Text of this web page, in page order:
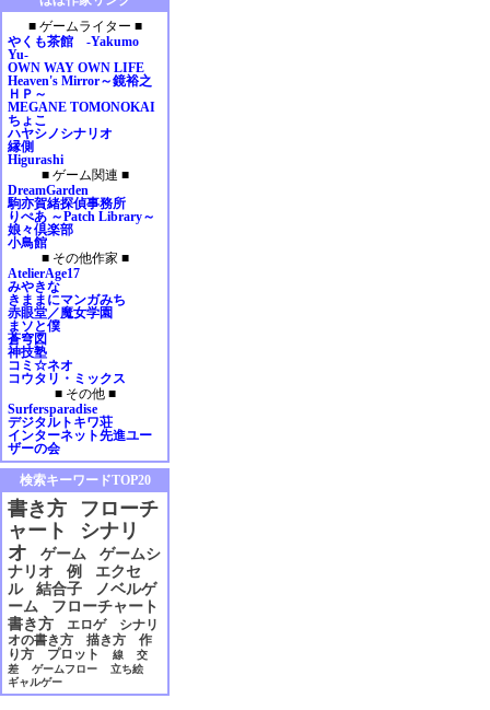
2009年01月
2008年12月
2008年11月
2008年10月
2008年09月
2008年08月
2008年07月
2008年05月
2008年04月
2008年03月
2008年02月
2008年01月
2007年12月
2007年11月
2007年10月
2007年09月
2007年08月
2007年07月
2007年06月
2007年05月
2007年04月
2007年03月
2007年02月
2007年01月
2006年12月
2006年11月
2006年10月
2006年09月
2006年08月
2006年07月
2006年06月
2006年05月
2006年04月
2006年03月
2006年02月
■ ゲームライター ■
やくも茶館 -Yakumo
Yu-
OWN WAY OWN LIFE
Heaven's Mirror～鏡裕之
ＨＰ～
MEGANE TOMONOKAI
ちょこ
ハヤシノシナリオ
縁側
Higurashi
■ ゲーム関連 ■
DreamGarden
駒亦賀緒探偵事務所
りぺあ ～Patch Library～
娘々倶楽部
小鳥館
■ その他作家 ■
AtelierAge17
みやきな
きままにマンガみち
赤眼堂／魔女学園
まソと僕
蒼穹図
神技塾
コミ☆ネオ
コウタリ・ミックス
■ その他 ■
Surfersparadise
デジタルトキワ荘
インターネット先進ユー
ザーの会
検索キーワードTOP20
書き方
フローチ
ャート
シナリ
オ
ゲーム
ゲームシ
ナリオ
例
エクセ
ル
結合子
ノベルゲ
ーム
フローチャート
書き方
エロゲ
シナリ
オの書き方
描き方
作
り方
プロット 線
交
差
ゲームフロー
立ち絵
ギャルゲー